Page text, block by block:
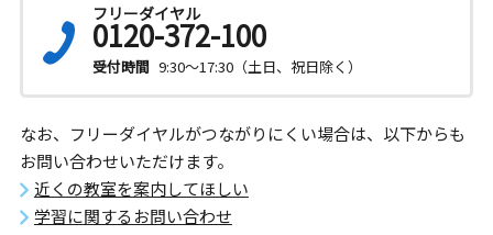
フリーダイヤル
0120-372-100
受付時間 9:30～17:30（土日、祝日除く）
なお、フリーダイヤルがつながりにくい場合は、以下からも
お問い合わせいただけます。
近くの教室を案内してほしい
学習に関するお問い合わせ